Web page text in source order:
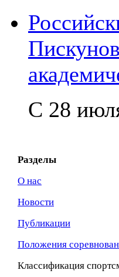
С 28
Разделы
О нас
Новости
Публикации
Положения
Классификация